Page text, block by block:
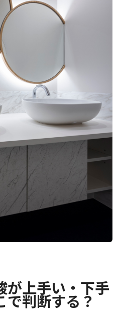
が上手い・下手
で判断する？